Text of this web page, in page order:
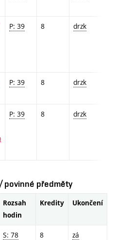
P: 39 8 drzk
P: 39 8 drzk
P: 39 8 drzk
povinné předměty
Rozsah
hodin
Kredity Ukončení
S: 78 8 zá